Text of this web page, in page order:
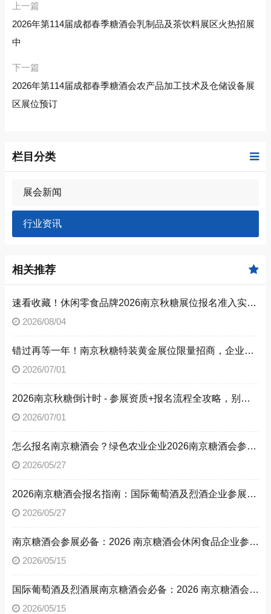
上一篇
2026年第114届成都春季糖酒会乳制品及茶饮料展区火热招展
中
下一篇
2026年第114届成都春季糖酒会农产品加工技术及仓储设备展
区展位预订
栏目分类
展会新闻
行业资讯
相关推荐
速看收藏！休闲零食品牌2026南京秋糖展位报名准入实操步骤
2026/08/04
错过再等一年！南京秋糖特装黄金展位限量招商，企业抓紧提交预定申请
2026/07/01
2026南京秋糖倒计时 - 参展资质+报名流程全攻略，别让材料缺失毁了秋糖之旅
2026/07/01
怎么报名南京糖酒会？绿色农业企业2026南京糖酒会参展流程与参展资质全解析
2026/05/27
2026南京糖酒会报名指南：国际葡萄酒及烈酒企业参展流程、参展资质，解锁南京糖酒会参展方法
2026/05/27
南京糖酒会参展必备：2026 南京糖酒会休闲食品企业参展流程与资质文件清单
2026/05/15
国际葡萄酒及烈酒展南京糖酒会必备：2026 南京糖酒会参展流程与参展资质详解
2026/05/15